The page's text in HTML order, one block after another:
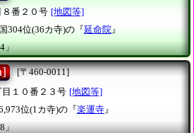
番２０号 [地図等]
304位(36カ寺)の『延命院』
」
[〒460-0011]
目１０番２３号 [地図等]
位(1カ寺)の『楽運寺 』
」